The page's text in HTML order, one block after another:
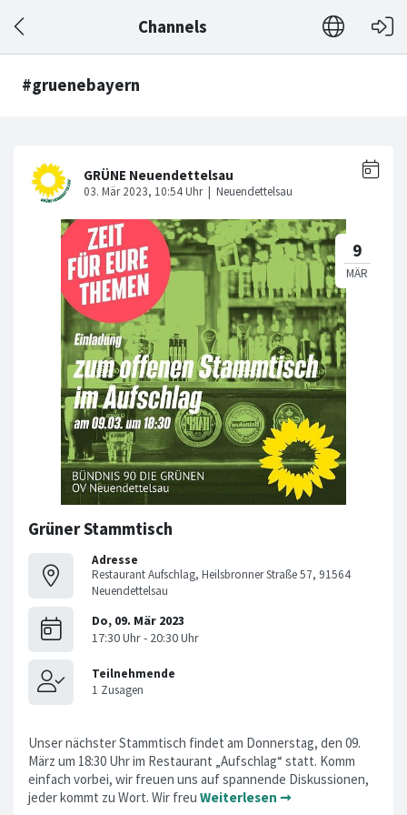
Channels
#gruenebayern
Grüner Stammtisch
Adresse
Restaurant Aufschlag, Heilsbronner Straße 57, 91564
Neuendettelsau
Unser nächster Stammtisch findet am Donnerstag, den 09.
März um 18:30 Uhr im Restaurant „Aufschlag“ statt. Komm
einfach vorbei, wir freuen uns auf spannende Diskussionen,
jeder kommt zu Wort. Wir freu Weiterlesen ➞